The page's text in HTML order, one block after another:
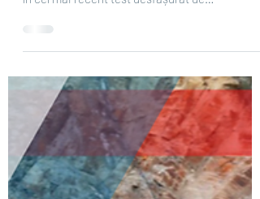
Radial SportActive 2 au performat remarcabil
în cel mai recent test desfășurat de